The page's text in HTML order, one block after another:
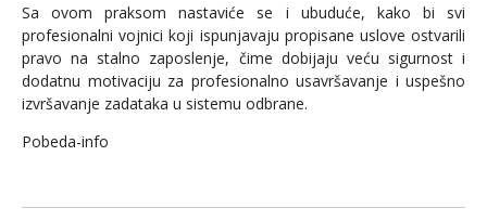
Sa ovom praksom nastaviće se i ubuduće, kako bi svi
profesionalni vojnici koji ispunjavaju propisane uslove ostvarili
pravo na stalno zaposlenje, čime dobijaju veću sigurnost i
dodatnu motivaciju za profesionalno usavršavanje i uspešno
izvršavanje zadataka u sistemu odbrane.
Pobeda-info